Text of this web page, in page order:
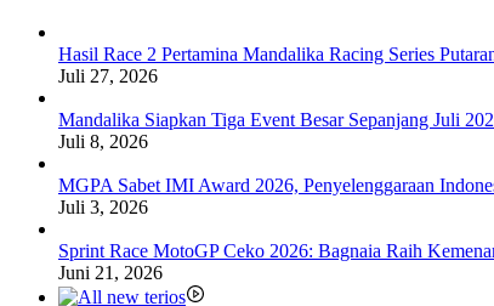
Hasil Race 2 Pertamina Mandalika Racing Series
Juli 27, 2026
Mandalika Siapkan Tiga Event Besar Sepanjang Juli
Juli 8, 2026
MGPA Sabet IMI Award 2026, Penyelenggaraan
Juli 3, 2026
Sprint Race MotoGP Ceko 2026: Bagnaia Raih
Juni 21, 2026